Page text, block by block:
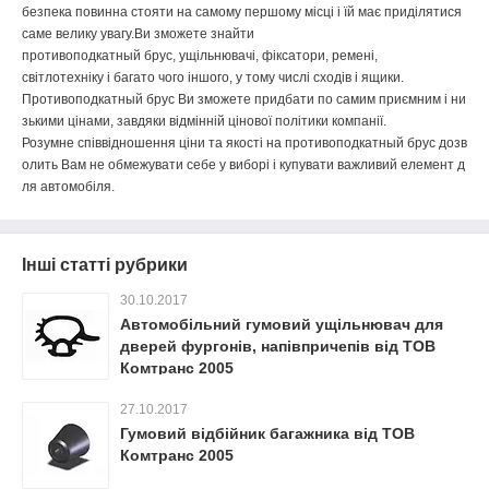
безпека повинна стояти на самому першому місці і їй має приділятися
саме велику увагу.Ви зможете знайти
противоподкатный брус, ущільнювачі, фіксатори, ремені,
світлотехніку і багато чого іншого, у тому числі сходів і ящики.
Противоподкатный брус Ви зможете придбати по самим приємним і ни
зькими цінами, завдяки відмінній цінової політики компанії.
Розумне співвідношення ціни та якості на противоподкатный брус дозв
олить Вам не обмежувати себе у виборі і купувати важливий елемент д
ля автомобіля.
Інші статті рубрики
30.10.2017
Автомобільний гумовий ущільнювач для
дверей фургонів, напівпричепів від ТОВ
Комтранс 2005
27.10.2017
Гумовий відбійник багажника від ТОВ
Комтранс 2005